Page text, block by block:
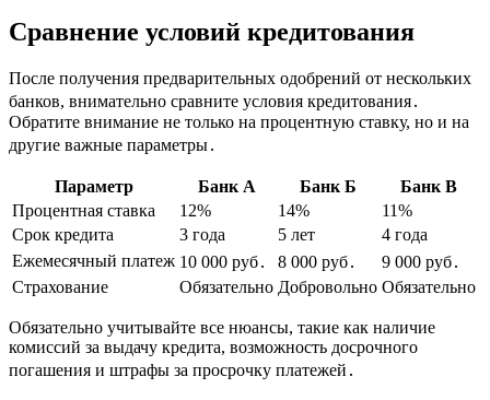
Сравнение условий кредитования
После получения предварительных одобрений от нескольких
банков, внимательно сравните условия кредитования․
Обратите внимание не только на процентную ставку, но и на
другие важные параметры․
Параметр Банк А Банк Б
Банк В
Процентная ставка
12% 14%
11%
Срок кредита
3 года 5 лет
4 года
Ежемесячный платеж 10 000 руб․ 8 000 руб․
9 000 руб․
Страхование
Обязательно Добровольно Обязательно
Обязательно учитывайте все нюансы, такие как наличие
комиссий за выдачу кредита, возможность досрочного
погашения и штрафы за просрочку платежей․